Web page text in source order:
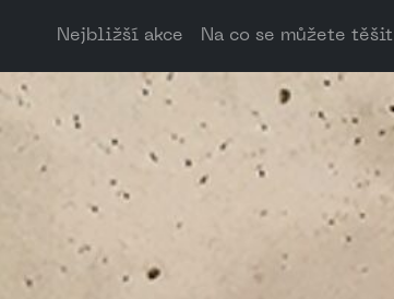
Nejbližší akce Na co se můžete těšit